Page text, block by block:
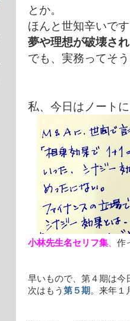
とか。
ほんと世知辛いで
夢や理想が破壊さ
でも、実務ってそ
私、今日はノートに
小林先生名セリフ集 作
早いもので、第４期は今
次はもう 第５期 。来年１